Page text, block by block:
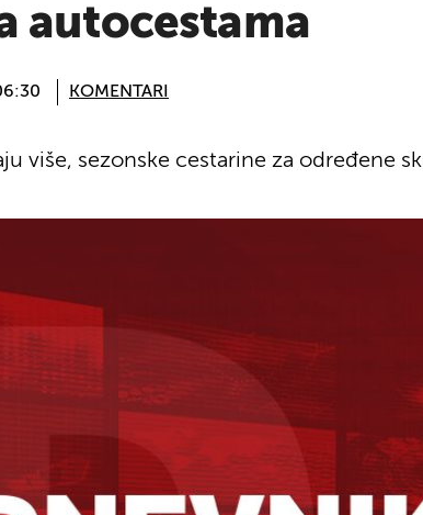
autocestama
KOMENTARI
više, sezonske cestarine za određene